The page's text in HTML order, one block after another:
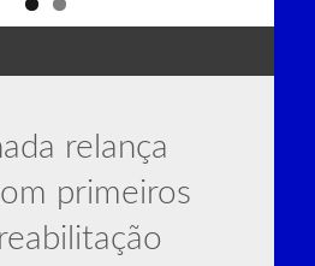
relança
primeiros